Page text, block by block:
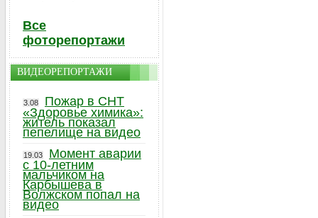
Все
фоторепортажи
ВИДЕОРЕПОРТАЖИ
3.08
Пожар в СНТ
«Здоровье химика»:
житель показал
пепелище на видео
19.03
Момент аварии
с 10-летним
мальчиком на
Карбышева в
Волжском попал на
видео